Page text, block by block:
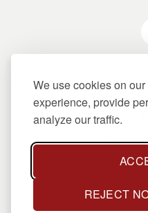
We use cookies on
experience, provide
analyze our traffic.
REJECT